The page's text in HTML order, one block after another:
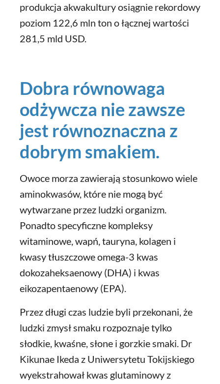
produkcja akwakultury osiągnie rekordowy
poziom 122,6 mln ton o łącznej wartości
281,5 mld USD.
Dobra równowaga
odżywcza nie zawsze
jest równoznaczna z
dobrym smakiem.
Owoce morza zawierają stosunkowo wiele
aminokwasów, które nie mogą być
wytwarzane przez ludzki organizm.
Ponadto specyficzne kompleksy
witaminowe, wapń, tauryna, kolagen i
kwasy tłuszczowe omega-3 kwas
dokozaheksaenowy (DHA) i kwas
eikozapentaenowy (EPA).
Przez długi czas ludzie byli przekonani, że
ludzki zmysł smaku rozpoznaje tylko
słodkie, kwaśne, słone i gorzkie smaki. Dr
Kikunae Ikeda z Uniwersytetu Tokijskiego
wyekstrahował kwas glutaminowy z